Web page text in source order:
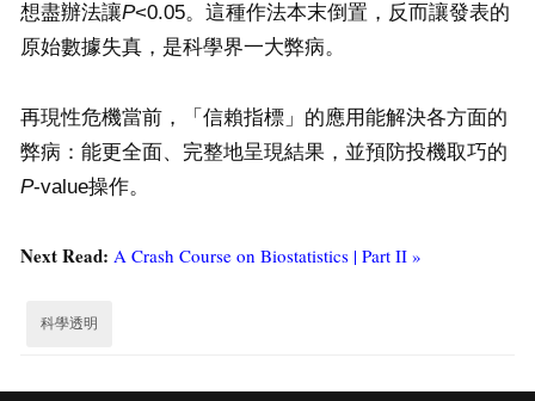
想盡辦法讓P<0.05。這種作法本末倒置，反而讓發表的
原始數據失真，是科學界一大弊病。
再現性危機當前，「信賴指標」的應用能解決各方面的
弊病：能更全面、完整地呈現結果，並預防投機取巧的
P-value操作。
Next Read: A Crash Course on Biostatistics | Part II »
科學透明